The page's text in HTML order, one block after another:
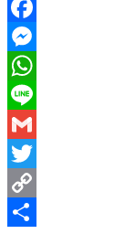
Facebook
Messenger
WhatsApp
Line
Gmail
Twitter
Copy